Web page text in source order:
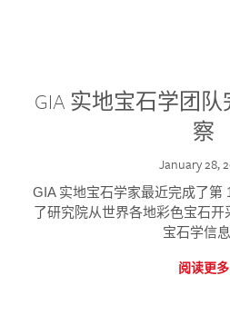
GIA 实地宝石学团
察
January 28,
GIA 实地宝石学家最近完成了第
了研究院从世界各地彩色宝石
宝石学信息
阅读更多